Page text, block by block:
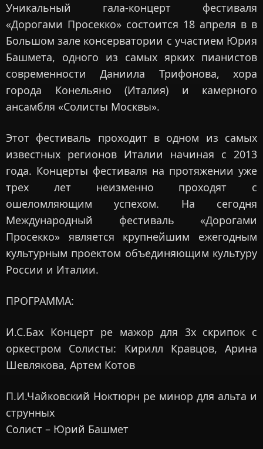
Уникальный гала-концерт фестиваля
«Дорогами Просекко» состоится 18 апреля в в
Большом зале консерватории с участием Юрия
Башмета, одного из самых ярких пианистов
современности Даниила Трифонова, хора
города Конельяно (Италия) и камерного
ансамбля «Солисты Москвы».
Этот фестиваль проходит в одном из самых
известных регионов Италии начиная с 2013
года. Концерты фестиваля на протяжении уже
трех лет неизменно проходят с
ошеломляющим успехом. На сегодня
Международный фестиваль «Дорогами
Просекко» является крупнейшим ежегодным
культурным проектом объединяющим культуру
России и Италии.
ПРОГРАММА:
И.С.Бах Концерт ре мажор для 3х скрипок с
оркестром Солисты: Кирилл Кравцов, Арина
Шевлякова, Артем Котов
П.И.Чайковский Ноктюрн ре минор для альта и
струнных
Солист – Юрий Башмет